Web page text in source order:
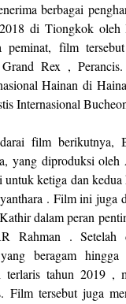
berbagai
di Tiongkok oleh
peminat, film
Rex ,
Hainan di
Internasional
film berikutnya,
yang diproduksi oleh
untuk ketiga dan
. Film ini juga
dalam peran
Rahman . Setelah
beragam
tahun 2019 ,
Film tersebut juga